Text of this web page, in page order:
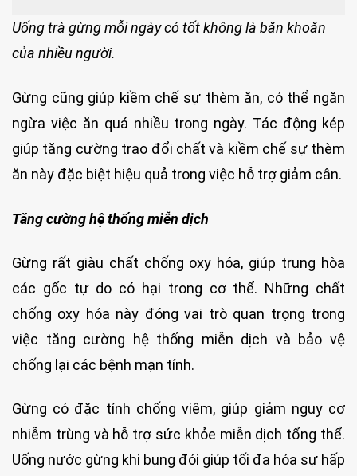
Uống trà gừng mỗi ngày có tốt không là băn khoăn
của nhiều người.
Gừng cũng giúp kiềm chế sự thèm ăn, có thể ngăn
ngừa việc ăn quá nhiều trong ngày. Tác động kép
giúp tăng cường trao đổi chất và kiềm chế sự thèm
ăn này đặc biệt hiệu quả trong việc hỗ trợ giảm cân.
Tăng cường hệ thống miễn dịch
Gừng rất giàu chất chống oxy hóa, giúp trung hòa
các gốc tự do có hại trong cơ thể. Những chất
chống oxy hóa này đóng vai trò quan trọng trong
việc tăng cường hệ thống miễn dịch và bảo vệ
chống lại các bệnh mạn tính.
Gừng có đặc tính chống viêm, giúp giảm nguy cơ
nhiễm trùng và hỗ trợ sức khỏe miễn dịch tổng thể.
Uống nước gừng khi bụng đói giúp tối đa hóa sự hấp